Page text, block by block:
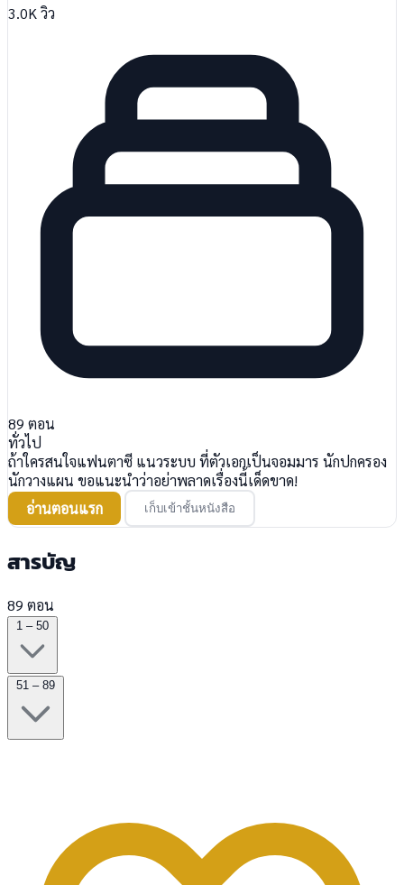
3.0K วิว
89 ตอน
ทั่วไป
ถ้าใครสนใจแฟนตาซี แนวระบบ ที่ตัวเอกเป็นจอมมาร นักปกครอง
นักวางแผน ขอแนะนำว่าอย่าพลาดเรื่องนี้เด็ดขาด!
อ่านตอนแรก
เก็บเข้าชั้นหนังสือ
สารบัญ
89 ตอน
1 – 50
51 – 89